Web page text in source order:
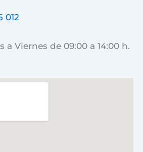
012
a Viernes de 09:00 a 14:00 h.